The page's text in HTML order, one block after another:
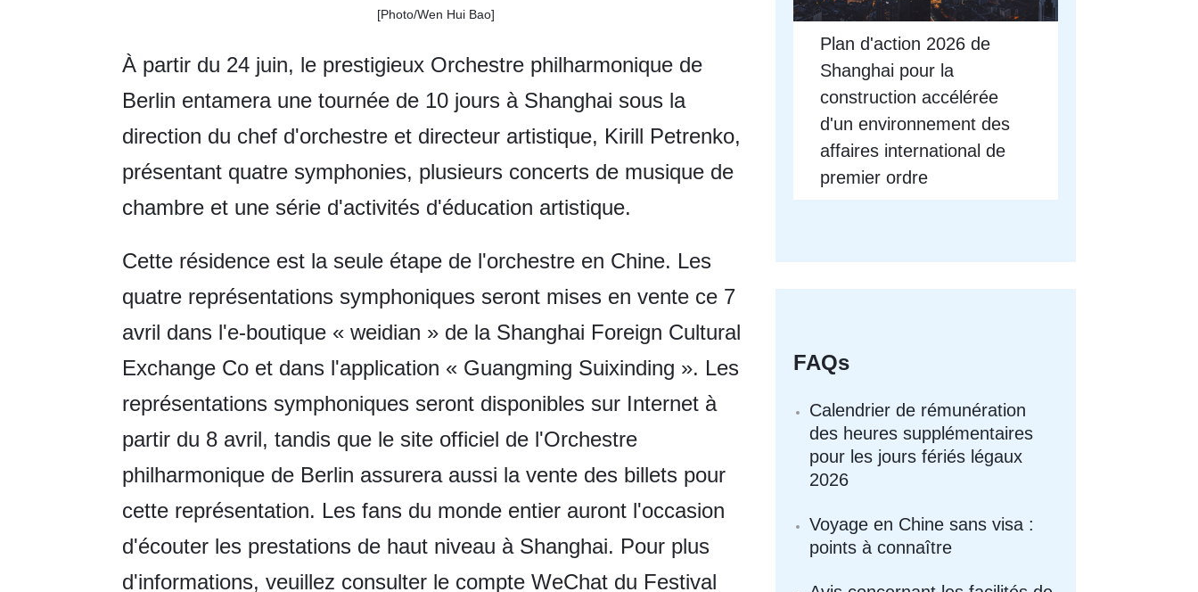
[Photo/Wen Hui Bao]
À partir du 24 juin, le prestigieux Orchestre philharmonique de
Berlin entamera une tournée de 10 jours à Shanghai sous la
direction du chef d'orchestre et directeur artistique, Kirill Petrenko,
présentant quatre symphonies, plusieurs concerts de musique de
chambre et une série d'activités d'éducation artistique.
Cette résidence est la seule étape de l'orchestre en Chine. Les
quatre représentations symphoniques seront mises en vente ce 7
avril dans l'e-boutique « weidian » de la Shanghai Foreign Cultural
Exchange Co et dans l'application « Guangming Suixinding ». Les
représentations symphoniques seront disponibles sur Internet à
partir du 8 avril, tandis que le site officiel de l'Orchestre
philharmonique de Berlin assurera aussi la vente des billets pour
cette représentation. Les fans du monde entier auront l'occasion
d'écouter les prestations de haut niveau à Shanghai. Pour plus
d'informations, veuillez consulter le compte WeChat du Festival
Plan d'action 2026 de
Shanghai pour la
construction accélérée
d'un environnement des
affaires international de
premier ordre
FAQs
Calendrier de rémunération
des heures supplémentaires
pour les jours fériés légaux
2026
Voyage en Chine sans visa :
points à connaître